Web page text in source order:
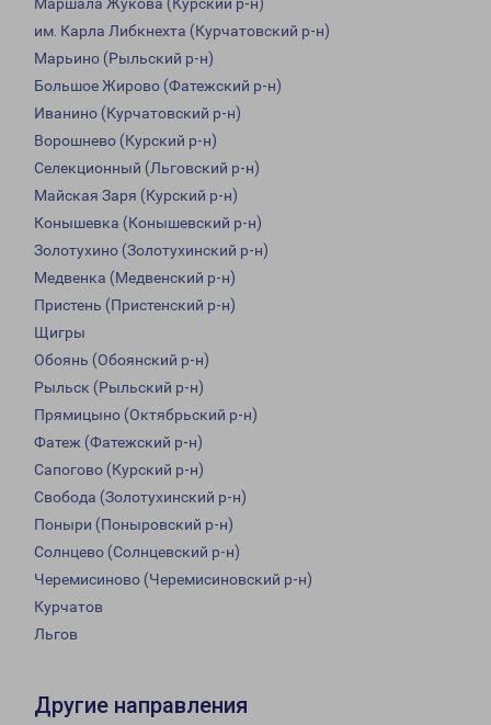
Маршала Жукова (Курский р-н)
им. Карла Либкнехта (Курчатовский р-н)
Марьино (Рыльский р-н)
Большое Жирово (Фатежский р-н)
Иванино (Курчатовский р-н)
Ворошнево (Курский р-н)
Селекционный (Льговский р-н)
Майская Заря (Курский р-н)
Конышевка (Конышевский р-н)
Золотухино (Золотухинский р-н)
Медвенка (Медвенский р-н)
Пристень (Пристенский р-н)
Щигры
Обоянь (Обоянский р-н)
Рыльск (Рыльский р-н)
Прямицыно (Октябрьский р-н)
Фатеж (Фатежский р-н)
Сапогово (Курский р-н)
Свобода (Золотухинский р-н)
Поныри (Поныровский р-н)
Солнцево (Солнцевский р-н)
Черемисиново (Черемисиновский р-н)
Курчатов
Льгов
Другие направления